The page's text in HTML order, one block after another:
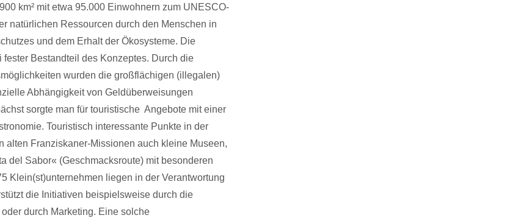
km² mit etwa 95.000 Einwohnern zum UNESCO-
natürlichen Ressourcen durch den Menschen in
und dem Erhalt der Ökosysteme. Die
Bestandteil des Konzeptes. Durch die
wurden die großflächigen (illegalen)
Abhängigkeit von Geldüberweisungen
sorgte man für touristische Angebote mit einer
Touristisch interessante Punkte in der
alten Franziskaner-Missionen auch kleine Museen,
del Sabor« (Geschmacksroute) mit besonderen
Klein(st)unternehmen liegen in der Verantwortung
die Initiativen beispielsweise durch die
durch Marketing. Eine solche